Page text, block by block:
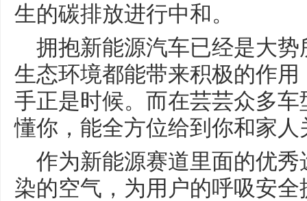
生的碳排放进行中和。
拥抱新能源汽车已经是大
生态环境都能带来积极的作
手正是时候。而在芸芸众多
懂你，能全方位给到你和家
作为新能源赛道里面的优
染的空气，为用户的呼吸安